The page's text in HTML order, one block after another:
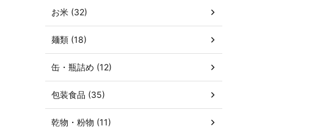
お米 (32)
麺類 (18)
缶・瓶詰め (12)
包装食品 (35)
乾物・粉物 (11)